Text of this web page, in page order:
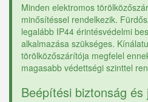
Minden elektromos
minősítéssel rendelkezik.
legalább IP44 érintésvédelmi
alkalmazása szükséges.
törölközőszárítója megfelel
magasabb védettségi szinttel
Beépítési biztonság és